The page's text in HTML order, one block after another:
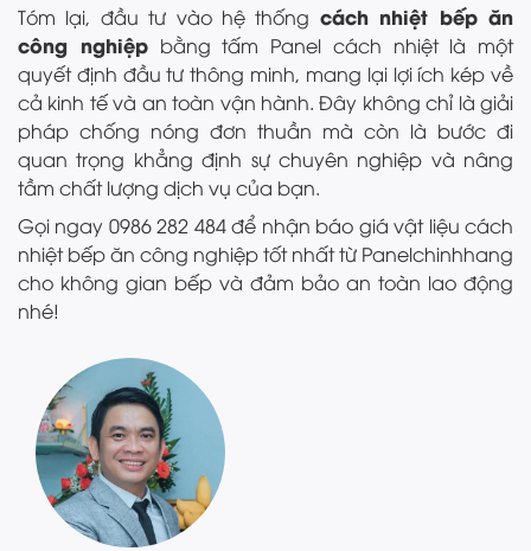
Tóm lại, đầu tư vào hệ thống cách nhiệt bếp ăn
công nghiệpbằng tấm Panel cách nhiệt là một
quyết định đầu tư thông minh, mang lại lợi ích kép về
cả kinh tế và an toàn vận hành. Đây không chỉ là giải
pháp chống nóng đơn thuần mà còn là bước đi
quan trọng khẳng định sự chuyên nghiệp và nâng
tầm chất lượng dịch vụ của bạn.
Gọi ngay 0986 282 484 để nhận báo giá vật liệu cách
nhiệt bếp ăn công nghiệp tốt nhất từ Panelchinhhang
cho không gian bếp và đảm bảo an toàn lao động
nhé!